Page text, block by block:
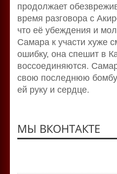
продолжает
время разговора с
что её убеждения и
Самара к участи хуже
ошибку, она спешит в
воссоединяются.
свою последнюю
ей руку и сердце.
МЫ ВКОНТАКТЕ